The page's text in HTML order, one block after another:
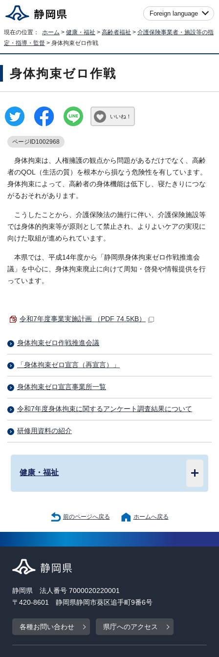
Foreign language
現在の位置： ホーム > 健康・福祉 > 高齢者福祉 > 介護保険事業者・施設等の指
定・指導・監督 > 身体拘束ゼロ作戦
身体拘束ゼロ作戦
いいね！
ページID1002968
身体拘束は、人権擁護の観点から問題があるだけでなく、高齢
者のQOL（生活の質）を根本から損なう危険性を有しています。
身体拘束によって、高齢者の身体機能は低下し、寝たきりにつな
がるおそれがあります。
こうしたことから、介護保険法の施行に伴い、介護保険施設等
では身体的拘束等が原則として禁止され、よりよいケアの実現に
向けた取組が進められています。
本県では、平成14年度から「静岡県身体拘束ゼロ作戦推進会
議」を中心に、身体拘束廃止に向けて周知・啓発や情報提供を行
っています。
令和7年度事業実施計画 （PDF 74.5KB）
身体拘束ゼロ作戦推進会議
「身体拘束ゼロ宣言（再宣言）」
身体拘束ゼロ宣言事業所一覧
令和7年度身体拘束に関するアンケート調査結果について
研修用資料の紹介
健康・福祉
前のページへ戻る ホームへ戻る
静岡県 法人番号 7000020220001
〒420-8601 静岡県静岡市葵区追手町9番6号
各種お問い合わせ 県庁へのアクセス